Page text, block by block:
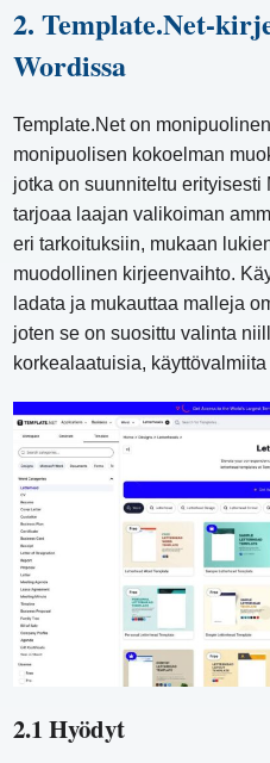
2. Template.Net-
Wordissa
Template.Net on
monipuolisen kokoelman
jotka on suunniteltu
tarjoaa laajan valikoiman
eri tarkoituksiin, mukaan
muodollinen kirjeenvaihto.
ladata ja mukauttaa malleja
joten se on suosittu valinta
korkealaatuisia,
2.1 Hyödyt